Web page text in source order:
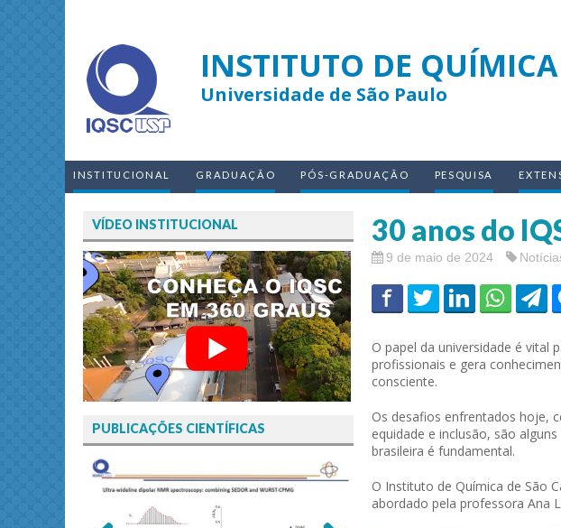
INSTITUTO DE
Universidade de São Paulo
INSTITUCIONAL GRADUAÇÃO PÓS-GRADUAÇÃO PESQUISA
30 anos do
9 de maio de 2024
O papel da universidade é vital
profissionais e gera
consciente.
Os desafios enfrentados hoje,
equidade e inclusão, são
brasileira é fundamental.
O Instituto de Química de São
abordado pela professora Ana
VÍDEO INSTITUCIONAL
PUBLICAÇÕES CIENTÍFICAS